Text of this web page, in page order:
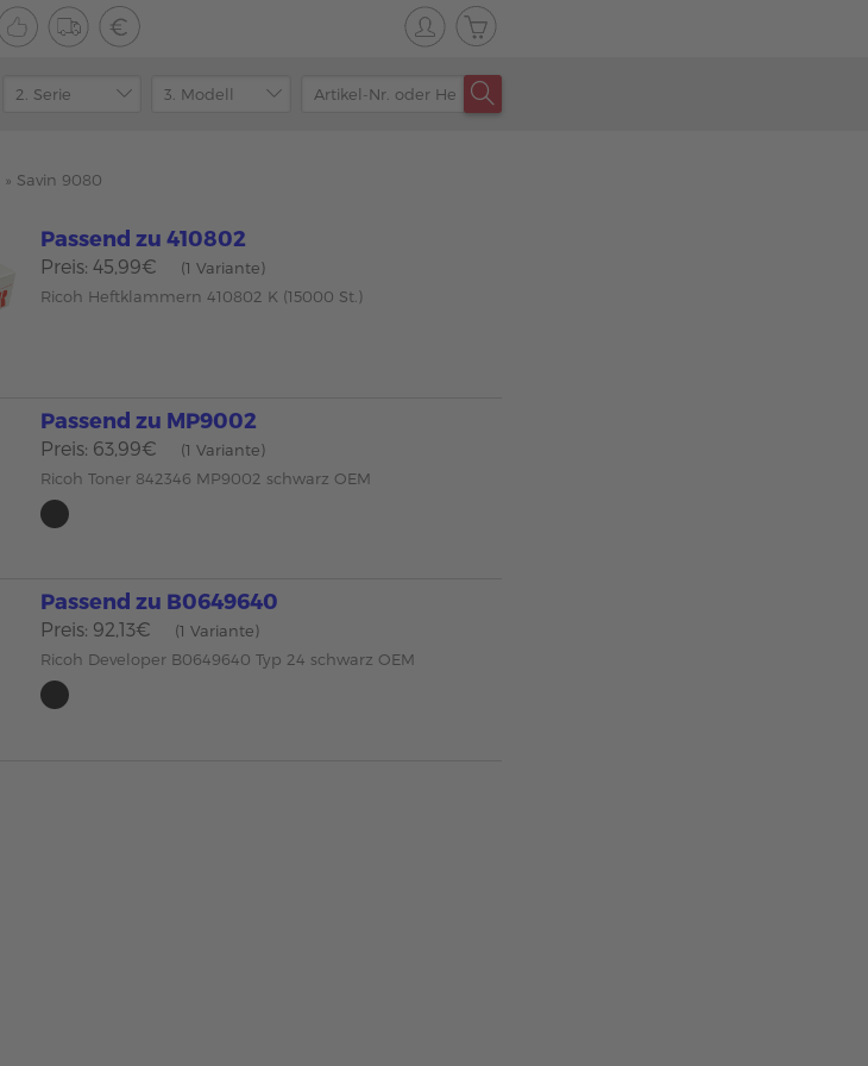
» Savin 9080
Passend zu 410802
Preis: 45,99€
(1 Variante)
Ricoh Heftklammern 410802 K (15000 St.)
Passend zu MP9002
Preis: 63,99€
(1 Variante)
Ricoh Toner 842346 MP9002 schwarz OEM
Passend zu B0649640
Preis: 92,13€
(1 Variante)
Ricoh Developer B0649640 Typ 24 schwarz OEM